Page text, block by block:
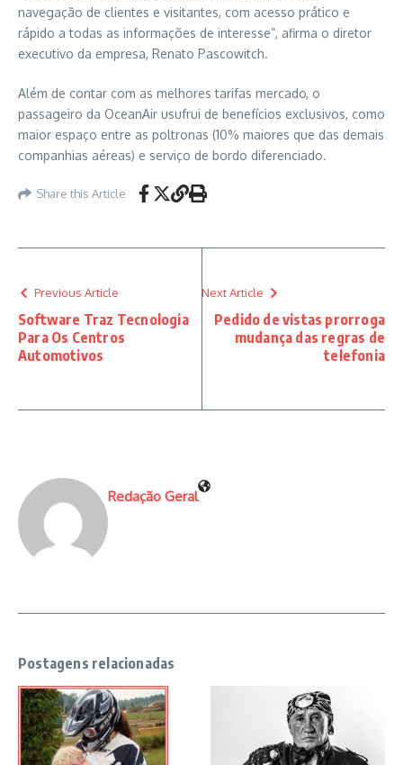
navegação de clientes e visitantes, com acesso prático e
rápido a todas as informações de interesse”, afirma o diretor
executivo da empresa, Renato Pascowitch.
Além de contar com as melhores tarifas mercado, o
passageiro da OceanAir usufrui de benefícios exclusivos, como
maior espaço entre as poltronas (10% maiores que das demais
companhias aéreas) e serviço de bordo diferenciado.
Share this Article
Previous Article
Software Traz Tecnologia
Para Os Centros
Automotivos
Next Article
Pedido de vistas prorroga
mudança das regras de
telefonia
Redação Geral
Postagens relacionadas